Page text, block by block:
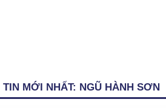
TIN MỚI NHẤT: NGŨ HÀNH SƠN